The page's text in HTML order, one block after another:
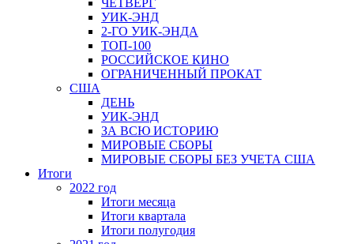
ЧЕТВЕРГ
УИК-ЭНД
2-ГО УИК-ЭНДА
ТОП-100
РОССИЙСКОЕ КИНО
ОГРАНИЧЕННЫЙ ПРОКАТ
США
ДЕНЬ
УИК-ЭНД
ЗА ВСЮ ИСТОРИЮ
МИРОВЫЕ СБОРЫ
МИРОВЫЕ СБОРЫ БЕЗ УЧЕТА США
Итоги
2022 год
Итоги месяца
Итоги квартала
Итоги полугодия